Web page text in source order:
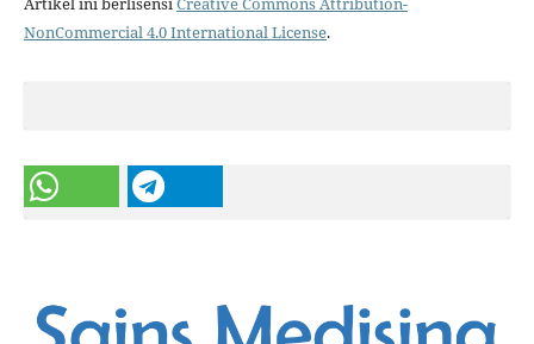
NonCommercial 4.0 International License.